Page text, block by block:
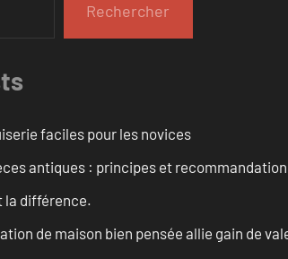
Rechercher
faciles pour les novices
antiques : principes et
la différence.
de maison bien pensée allie gain de